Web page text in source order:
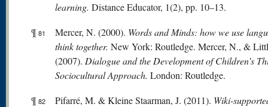
learning. Distance Educator, 1(2), pp. 10–13.
¶ 81 Mercer, N. (2000). Wordsand Minds: how we use
think together. New York: Routledge. Mercer, N., &
(2007). Dialogue and the Development of Children’s
Sociocultural Approach. London: Routledge.
¶ 82 Pifarré, M. & Kleine Staarman, J. (2011). Wiki-